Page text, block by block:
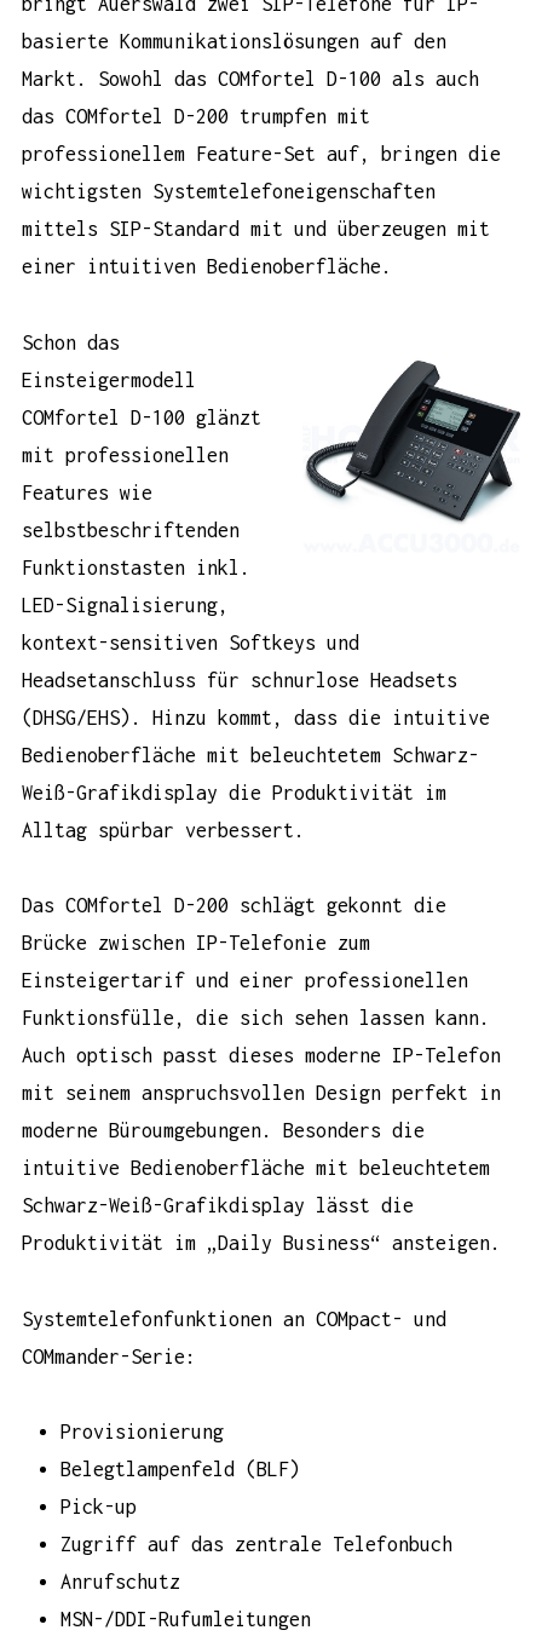
basierte Kommunikationslösungen auf den
Markt. Sowohl das COMfortel D-100 als auch
das COMfortel D-200 trumpfen mit
professionellem Feature-Set auf, bringen die
wichtigsten Systemtelefoneigenschaften
mittels SIP-Standard mit und überzeugen mit
einer intuitiven Bedienoberfläche.
Schon das
Einsteigermodell
COMfortel D-100 glänzt
mit professionellen
Features wie
selbstbeschriftenden
Funktionstasten inkl.
LED-Signalisierung,
kontext-sensitiven Softkeys und
Headsetanschluss für schnurlose Headsets
(DHSG/EHS). Hinzu kommt, dass die intuitive
Bedienoberfläche mit beleuchtetem Schwarz-
Weiß-Grafikdisplay die Produktivität im
Alltag spürbar verbessert.
Das COMfortel D-200 schlägt gekonnt die
Brücke zwischen IP-Telefonie zum
Einsteigertarif und einer professionellen
Funktionsfülle, die sich sehen lassen kann.
Auch optisch passt dieses moderne IP-Telefon
mit seinem anspruchsvollen Design perfekt in
moderne Büroumgebungen. Besonders die
intuitive Bedienoberfläche mit beleuchtetem
Schwarz-Weiß-Grafikdisplay lässt die
Produktivität im „Daily Business“ ansteigen.
Systemtelefonfunktionen an COMpact- und
COMmander-Serie:
Provisionierung
Belegtlampenfeld (BLF)
Pick-up
Zugriff auf das zentrale Telefonbuch
Anrufschutz
MSN-/DDI-Rufumleitungen